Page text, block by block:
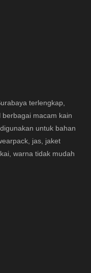
terlengkap,
macam kain
untuk bahan
jas, jaket
warna tidak mudah